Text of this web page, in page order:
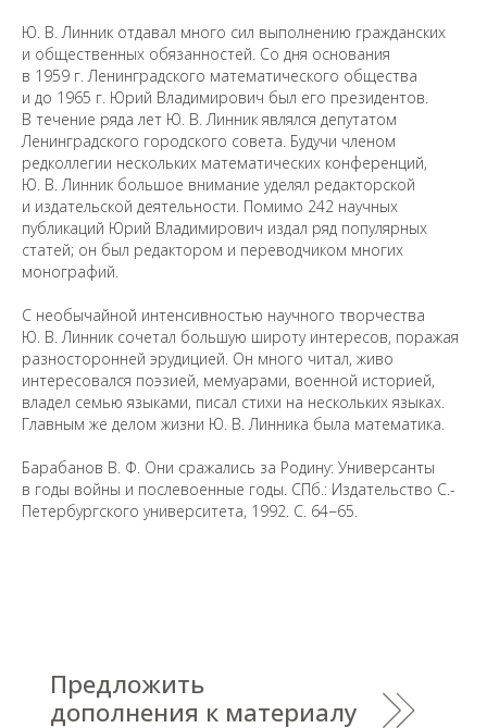
Ю. В. Линник отдавал много сил выполнению гражданских
и общественных обязанностей. Со дня основания
в 1959 г. Ленинградского математического общества
и до 1965 г. Юрий Владимирович был его президентов.
В течение ряда лет Ю. В. Линник являлся депутатом
Ленинградского городского совета. Будучи членом
редколлегии нескольких математических конференций,
Ю. В. Линник большое внимание уделял редакторской
и издательской деятельности. Помимо 242 научных
публикаций Юрий Владимирович издал ряд популярных
статей; он был редактором и переводчиком многих
монографий.
С необычайной интенсивностью научного творчества
Ю. В. Линник сочетал большую широту интересов, поражая
разносторонней эрудицией. Он много читал, живо
интересовался поэзией, мемуарами, военной историей,
владел семью языками, писал стихи на нескольких языках.
Главным же делом жизни Ю. В. Линника была математика.
Барабанов В. Ф. Они сражались за Родину: Универсанты
в годы войны и послевоенные годы. СПб.: Издательство С.-
Петербургского университета, 1992. С. 64−65.
На данном информационном ресурсе могут быть
физических и юридических лиц, включенных
Министерством юстиции Российской Федерации в реестр
иностранных агентов, а также организаций, признанных
экстремистскими и запрещенных на территории
Российской Федерации.
Политика СПбГУ в отношении обработки
персональных данных
Saint Petersburg State University© 2026
на электронный адрес
Санкт-Петербургский государственный университет©
2026